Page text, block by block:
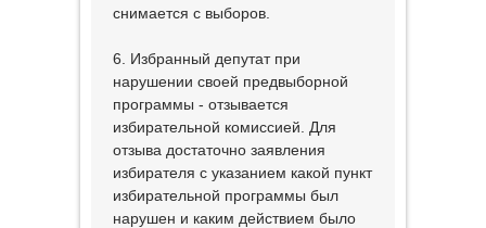
снимается с выборов.
6. Избранный депутат при
нарушении своей предвыборной
программы - отзывается
избирательной комиссией. Для
отзыва достаточно заявления
избирателя с указанием какой пункт
избирательной программы был
нарушен и каким действием было